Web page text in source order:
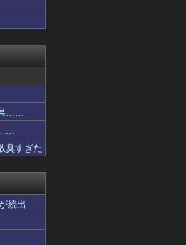
...
果……
……
臭すぎた
続出